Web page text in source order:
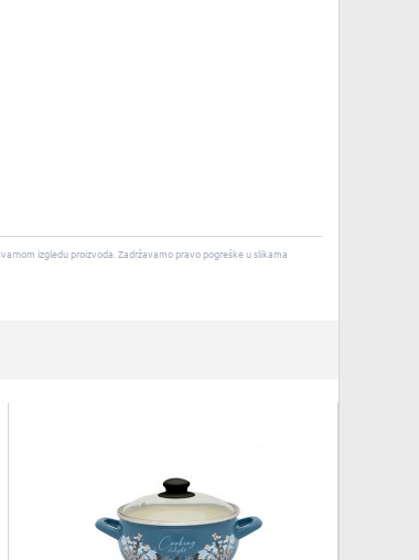
izgledu proizvoda. Zadržavamo pravo pogreške u slikama